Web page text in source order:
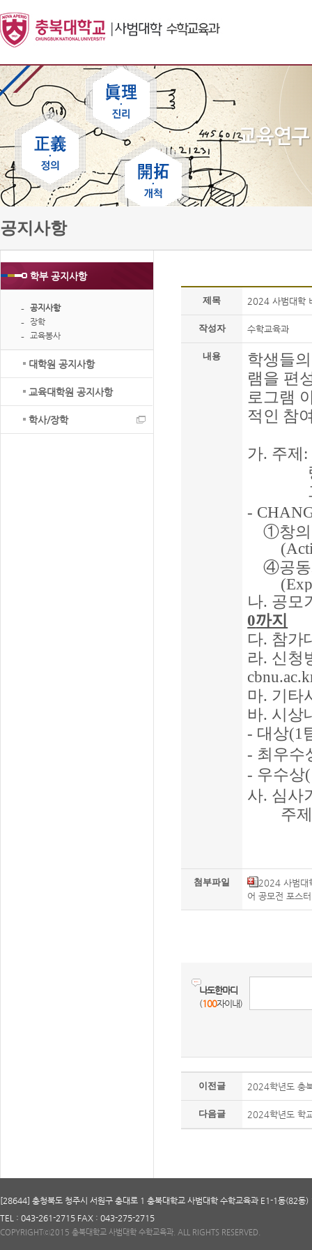
학부 공지사항
공지사항
장학
교육봉사
대학원 공지사항
교육대학원 공지사항
학사/장학
공지사항
제목 2024 사범대학
작성자 수학교육과
내용
학생들
램을 편
로그램
적인 참
가. 주제:
-
①창
④공
나. 공모
0까지
다. 참가
라. 신청
마. 기타
바. 시상
- 대상(1
- 최우수
- 우수상
사. 심사
주
첨부파일
2024 사범대
어 공모전 포스
나도한마디
(100자이내)
이전글 2024학년도 충
다음글 2024학년도 학
[28644] 충청북도 청주시 서원구 충대로 1 충북대학교 사범대학 수학교육과 E1-1동(82동)
TEL : 043-261-2715 FAX : 043-275-2715
COPYRIGHTⓒ2015 충북대학교 사범대학 수학교육과. ALL RIGHTS RESERVED.